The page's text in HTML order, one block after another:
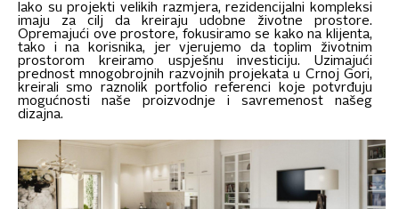
Iako su projekti velikih razmjera, rezidencijalni kompleksi
imaju za cilj da kreiraju udobne životne prostore.
Opremajući ove prostore, fokusiramo se kako na klijenta,
tako i na korisnika, jer vjerujemo da toplim životnim
prostorom kreiramo uspješnu investiciju. Uzimajući
prednost mnogobrojnih razvojnih projekata u Crnoj Gori,
kreirali smo raznolik portfolio referenci koje potvrđuju
mogućnosti naše proizvodnje i savremenost našeg
dizajna.